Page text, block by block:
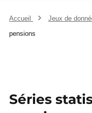
Accueil Jeux de
pensions
Séries